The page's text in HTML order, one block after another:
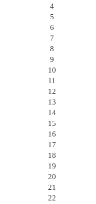
4
5
6
7
8
9
10
11
12
13
14
15
16
17
18
19
20
21
22